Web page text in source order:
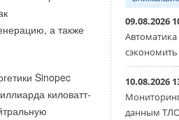
а также
Sinopec
киловатт-
09.08.2026
Автоматика
10.08.2026
данным
(с учетом